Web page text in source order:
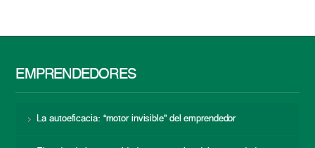
EMPRENDEDORES
La autoeficacia: “motor invisible” del emprendedor